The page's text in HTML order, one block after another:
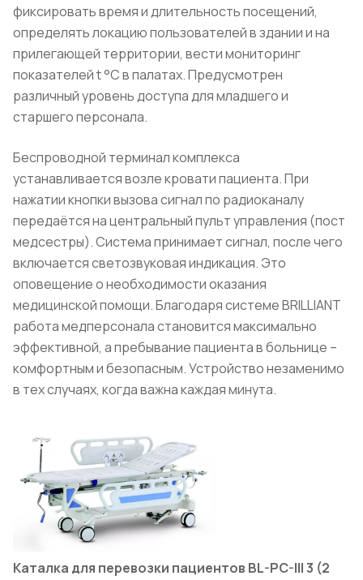
фиксировать время и длительность посещений,
определять локацию пользователей в здании и на
прилегающей территории, вести мониторинг
показателей t °C в палатах. Предусмотрен
различный уровень доступа для младшего и
старшего персонала.
Беспроводной терминал комплекса
устанавливается возле кровати пациента. При
нажатии кнопки вызова сигнал по радиоканалу
передаётся на центральный пульт управления (пост
медсестры). Система принимает сигнал, после чего
включается светозвуковая индикация. Это
оповещение о необходимости оказания
медицинской помощи. Благодаря системе BRILLIANT
работа медперсонала становится максимально
эффективной, а пребывание пациента в больнице –
комфортным и безопасным. Устройство незаменимо
в тех случаях, когда важна каждая минута.
Каталка для перевозки пациентов BL-PC-III 3 (2